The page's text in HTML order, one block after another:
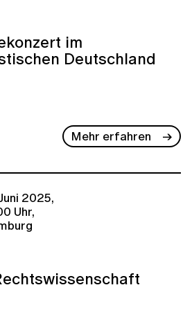
im
Deutschland
Mehr erfahren
2025,
Uhr,